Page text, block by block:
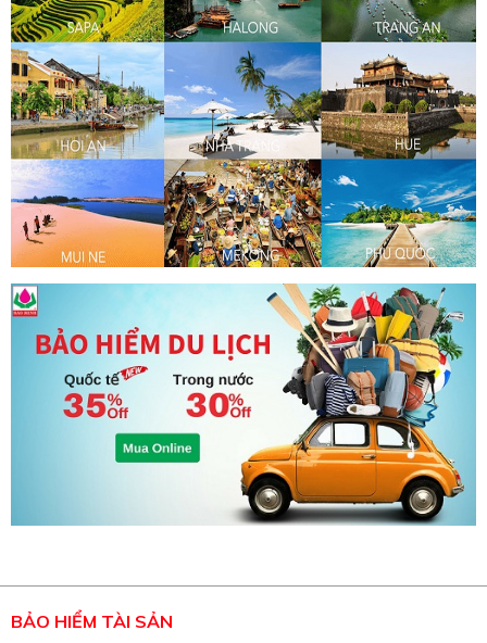
BẢO HIỂM TÀI SẢN